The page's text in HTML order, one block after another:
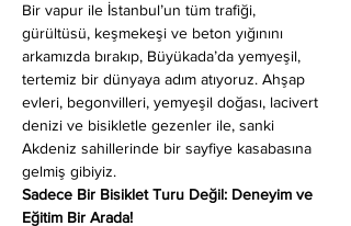
Bir vapur ile İstanbul’un tüm trafiği,
gürültüsü, keşmekeşi ve beton yığınını
arkamızda bırakıp, Büyükada’da yemyeşil,
tertemiz bir dünyaya adım atıyoruz. Ahşap
evleri, begonvilleri, yemyeşil doğası, lacivert
denizi ve bisikletle gezenler ile, sanki
Akdeniz sahillerinde bir sayfiye kasabasına
gelmiş gibiyiz.
Sadece Bir Bisiklet Turu Değil: Deneyim ve
Eğitim Bir Arada!